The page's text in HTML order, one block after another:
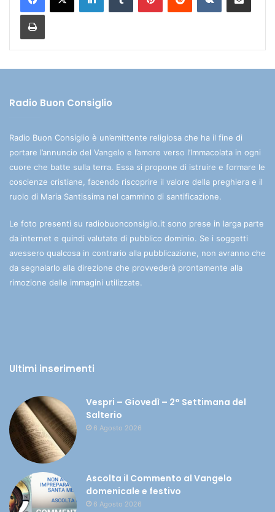
Radio Buon Consiglio
Radio Buon Consiglio è un’emittente religiosa che ha il fine di
portare l’annuncio del Vangelo e l’amore verso l’Immacolata in ogni
cuore che batte sulla terra. Essa si propone di istruire e formare le
coscienze cristiane, facendo riscoprire il valore della preghiera e il
ruolo di Maria Santissima nel cammino di santificazione.
Le foto presenti su radiobuonconsiglio.it sono prese in larga parte
da internet e quindi valutate di pubblico dominio. Se i soggetti
avessero qualcosa in contrario alla pubblicazione, non avranno che
da segnalarlo alla direzione che provvederà prontamente alla
rimozione delle immagini utilizzate.
Ultimi inserimenti
Vespri – Giovedì – 2° Settimana del
Salterio
6 Agosto 2026
Ascolta il Commento al Vangelo
domenicale e festivo
6 Agosto 2026